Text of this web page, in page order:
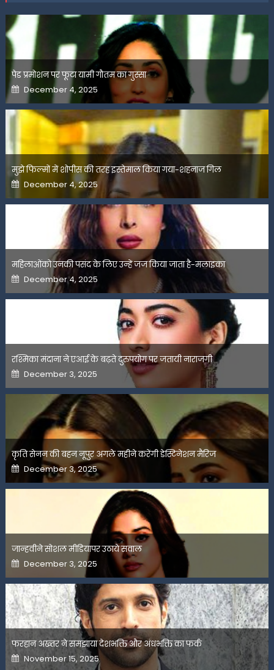
पेड प्रमोशन पर फूटा यामी गौतम का गुस्सा
Posted
on
December 4, 2025
मुझे फिल्मों में शोपीस की तरह इस्तेमाल किया गया-शहनाज गिल
Posted
on
December 4, 2025
महिलाओंको उनकी पसंद के लिए उन्हें जज किया जाता है-मलाइका
Posted
on
December 4, 2025
रश्मिका मंदाना ने एआई के बढ़ते दुरुपयोग पर जतायी नाराजगी
Posted
on
December 3, 2025
कृति सेनन की बहन नूपुर अगले महीने करेंगी डेस्टिनेशन मैरिज
Posted
on
December 3, 2025
जान्हवीने सोशल मीडियापर उठाये सवाल
Posted
on
December 3, 2025
फरहान अख्तर ने समझाया देशभक्ति और अंधभक्ति का फर्क
Posted
on
November 15, 2025